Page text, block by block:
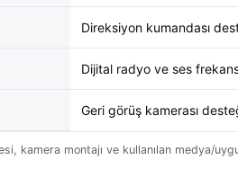
Direksiyon kumandası
Dijital radyo ve ses
Geri görüş kamerası
kamera montajı ve kullanılan medya/